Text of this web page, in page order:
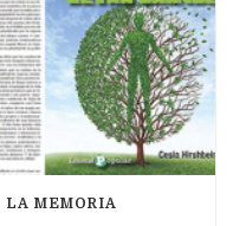
LA MEMORIA